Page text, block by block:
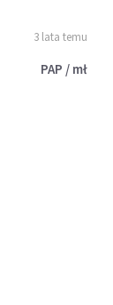
3 lata temu
PAP / mł